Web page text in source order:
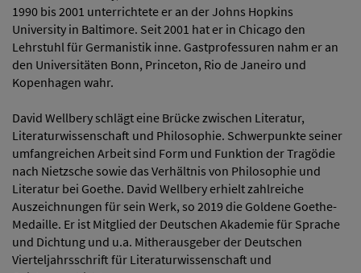
1990 bis 2001 unterrichtete er an der Johns Hopkins
University in Baltimore. Seit 2001 hat er in Chicago den
Lehrstuhl für Germanistik inne. Gastprofessuren nahm er an
den Universitäten Bonn, Princeton, Rio de Janeiro und
Kopenhagen wahr.
David Wellbery schlägt eine Brücke zwischen Literatur,
Literaturwissenschaft und Philosophie. Schwerpunkte seiner
umfangreichen Arbeit sind Form und Funktion der Tragödie
nach Nietzsche sowie das Verhältnis von Philosophie und
Literatur bei Goethe. David Wellbery erhielt zahlreiche
Auszeichnungen für sein Werk, so 2019 die Goldene Goethe-
Medaille. Er ist Mitglied der Deutschen Akademie für Sprache
und Dichtung und u.a. Mitherausgeber der Deutschen
Vierteljahrsschrift für Literaturwissenschaft und